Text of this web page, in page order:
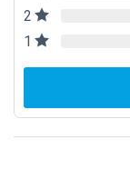
2
1